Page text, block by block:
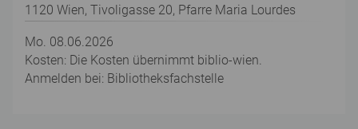
1120 Wien, Tivoligasse 20, Pfarre Maria Lourdes
Mo. 08.06.2026
Kosten: Die Kosten übernimmt biblio-wien.
Anmelden bei: Bibliotheksfachstelle